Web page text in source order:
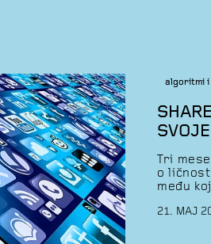
algoritmi i
Tri
o
među
u
21. MAJ